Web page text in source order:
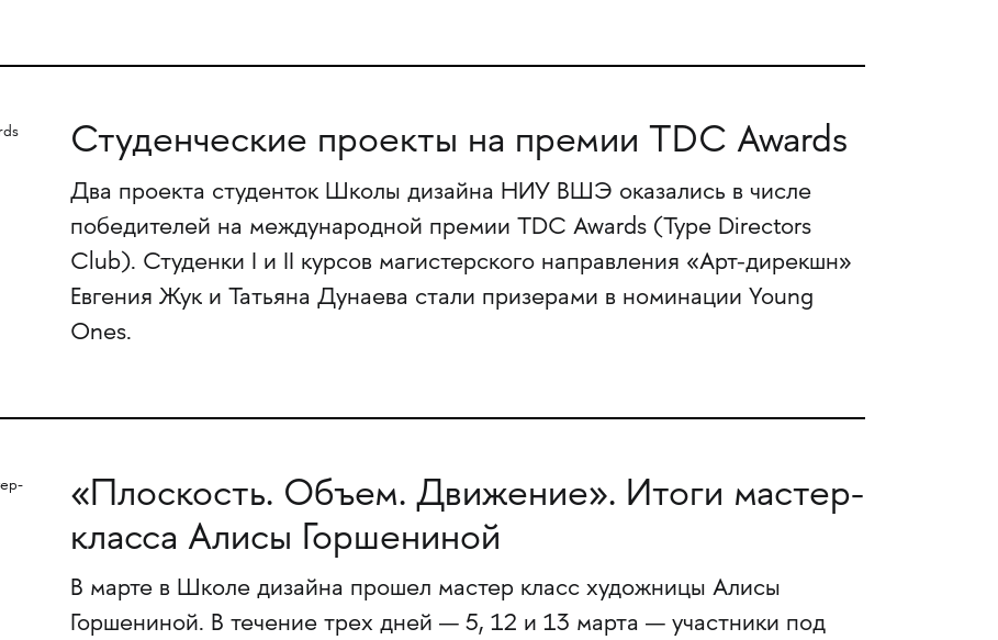
Студенческие проекты на премии TDC Awards
Два проекта студенток Школы дизайна НИУ ВШЭ оказались в числе
победителей на международной премии TDC Awards (Type Directors
Club). Студенки I и II курсов магистерского направления «Арт-дирекшн»
Евгения Жук и Татьяна Дунаева стали призерами в номинации Young
Ones.
«Плоскость. Объем. Движение». Итоги мастер-
класса Алисы Горшениной
В марте в Школе дизайна прошел мастер класс художницы Алисы
Горшениной. В течение трех дней — 5, 12 и 13 марта — участники под